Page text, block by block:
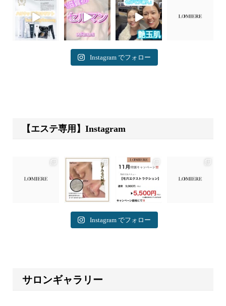
Instagram でフォロー
【エステ専用】Instagram
Instagram でフォロー
サロンギャラリー